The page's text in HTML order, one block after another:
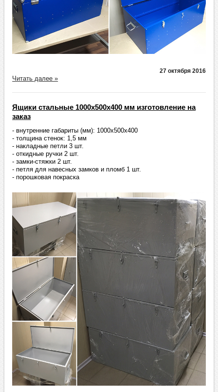
27 октября 2016
Читать далее »
Ящики стальные 1000х500х400 мм изготовление на
заказ
- внутренние габариты (мм): 1000х500х400
- толщина стенок: 1,5 мм
- накладные петли 3 шт.
- откидные ручки 2 шт.
- замки-стяжки 2 шт.
- петля для навесных замков и пломб 1 шт.
- порошковая покраска